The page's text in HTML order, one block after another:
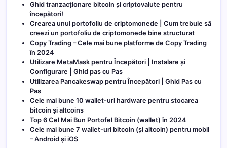
Ghid tranzacționare bitcoin și criptovalute pentru
începători!
Crearea unui portofoliu de criptomonede | Cum trebuie să
creezi un portofoliu de criptomonede bine structurat
Copy Trading – Cele mai bune platforme de Copy Trading
în 2024
Utilizare MetaMask pentru Începători | Instalare și
Configurare | Ghid pas cu Pas
Utilizarea Pancakeswap pentru Începători | Ghid Pas cu
Pas
Cele mai bune 10 wallet-uri hardware pentru stocarea
bitcoin și altcoins
Top 6 Cel Mai Bun Portofel Bitcoin (wallet) în 2024
Cele mai bune 7 wallet-uri bitcoin (și altcoin) pentru mobil
– Android și iOS